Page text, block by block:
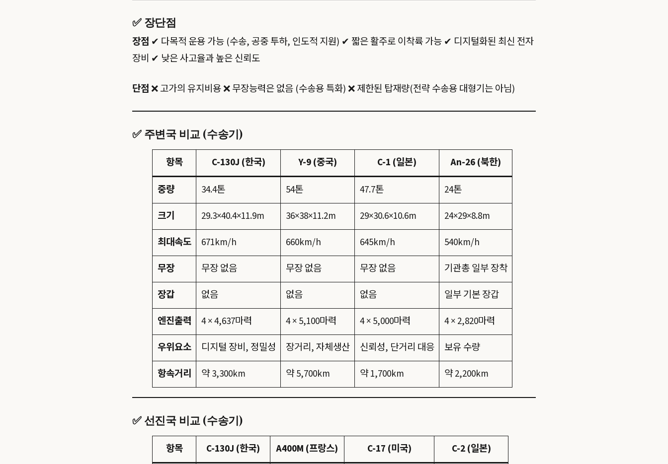
✅ 장단점
장점 ✔ 다목적 운용 가능 (수송, 공중 투하, 인도적 지원) ✔ 짧은 활주로 이착륙 가능 ✔ 디지털화된 최신 전자
장비 ✔ 낮은 사고율과 높은 신뢰도
단점 ❌ 고가의 유지비용 ❌ 무장능력은 없음 (수송용 특화) ❌ 제한된 탑재량(전략 수송용 대형기는 아님)
✅ 주변국 비교 (수송기)
항목 C-130J (한국) Y-9 (중국) C-1 (일본) An-26 (북한)
중량 34.4톤 54톤 47.7톤
24톤
크기
29.3×40.4×11.9m 36×38×11.2m 29×30.6×10.6m
24×29×8.8m
최대속도
671km/h 660km/h 645km/h
540km/h
무장
무장 없음 무장 없음 무장 없음
기관총 일부 장착
장갑
없음 없음 없음
일부 기본 장갑
엔진출력
4 × 4,637마력 4 × 5,100마력 4 × 5,000마력
4 × 2,820마력
우위요소
디지털 장비, 정밀성 장거리, 자체생산 신뢰성, 단거리 대응
보유 수량
항속거리
약 3,300km 약 5,700km 약 1,700km 약 2,200km
✅ 선진국 비교 (수송기)
항목 C-130J (한국) A400M (프랑스) C-17 (미국) C-2 (일본)